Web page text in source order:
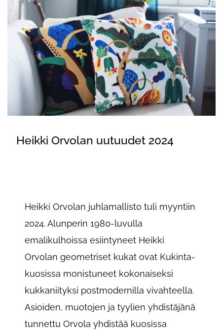
Heikki Orvolan uutuudet 2024
Heikki Orvolan juhlamallisto tuli myyntiin
2024. Alunperin 1980-luvulla
emalikulhoissa esiintyneet Heikki
Orvolan geometriset kukat ovat Kukinta-
kuosissa monistuneet kokonaiseksi
kukkaniityksi postmodernilla vivahteella.
Asioiden, muotojen ja tyylien yhdistäjänä
tunnettu Orvola yhdistää kuosissa